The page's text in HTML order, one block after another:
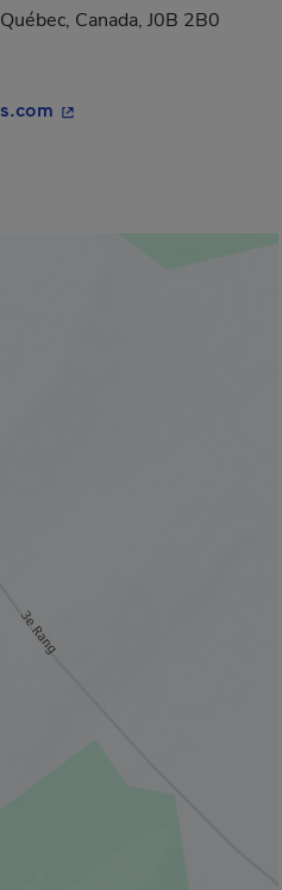
Canada, J0B 2B0
- Cet hyperlien s'ouvrira